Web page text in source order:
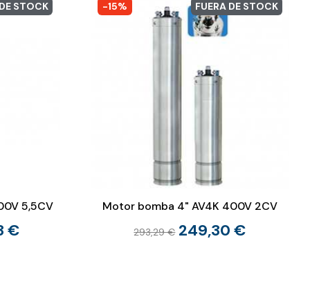
STOCK
5,5CV
€
-15% FUERA DE STOCK
Motor bomba 4" AV4K 400V 2CV
293,29 € 249,30 €